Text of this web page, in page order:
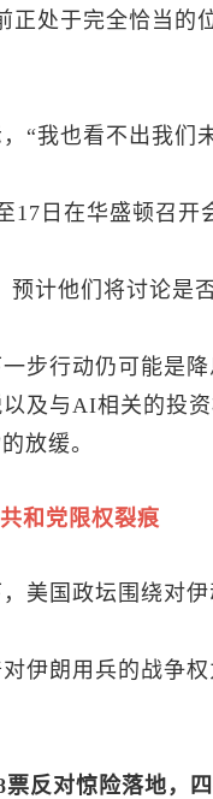
正处于完全恰当的
“我也看不出我们
17日在华盛顿召开
计他们将讨论是
步行动仍可能是
及与AI相关的投
放缓。
和党限权裂痕
美国政坛围绕对伊
伊朗用兵的战争
反对惊险落地，